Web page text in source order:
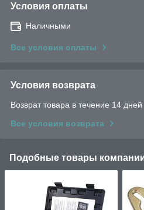
Условия оплаты
Наличными
Все условия оплаты
Условия возврата
Возврат товара в течение 14 дней
Все условия возврата
Подобные товары